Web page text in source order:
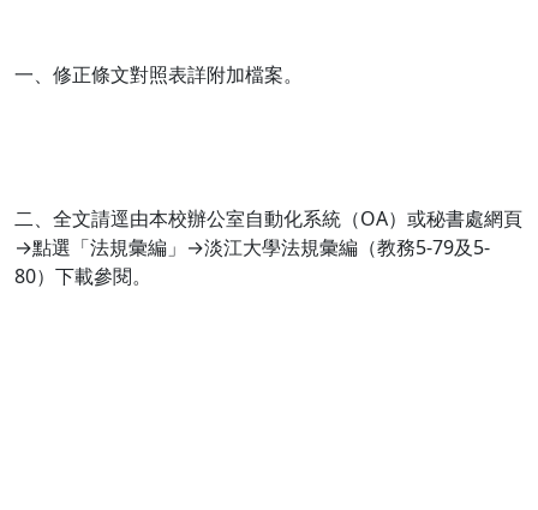
一、修正條文對照表詳附加檔案。
二、全文請逕由本校辦公室自動化系統（OA）或秘書處網頁
→點選「法規彙編」→淡江大學法規彙編（教務5-79及5-
80）下載參閱。